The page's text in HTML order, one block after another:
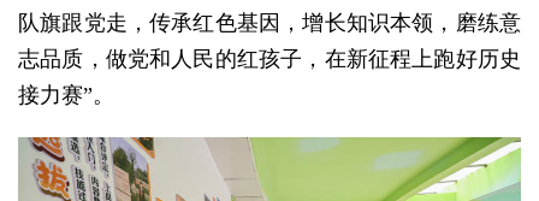
队旗跟党走，传承红色基因，增长知识本领，磨练意
志品质，做党和人民的红孩子，在新征程上跑好历史
接力赛”。